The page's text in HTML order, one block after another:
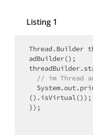
Listing 1
Thread.Builder
adBuilder();
// im Thread
().isVirtual());
});